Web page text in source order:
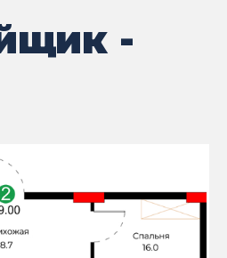
-